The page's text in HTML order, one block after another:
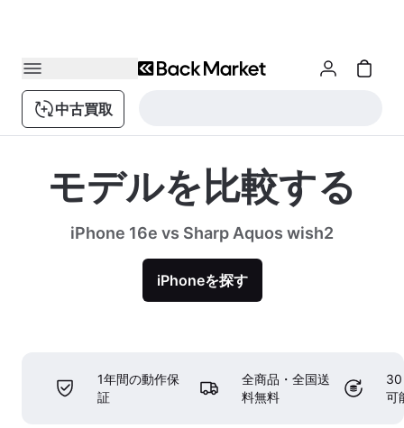
中古買取
モデルを比較する
iPhone 16e vs Sharp Aquos wish2
iPhoneを探す
1年間の動作保
証
全商品・全国送
料無料
30
可